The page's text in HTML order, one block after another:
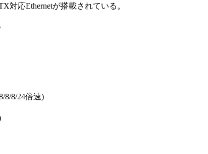
対応Ethernetが搭載されている。
8/8/24倍速)